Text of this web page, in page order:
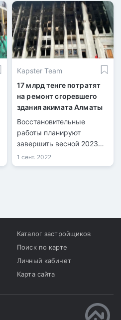
на тротуарах и ключевых
улицах — всё ради
безопасности и комфорта
горожан.
Kapster Team
17 млрд тенге потратят
на ремонт сгоревшего
здания акимата Алматы
Восстановительные
работы планируют
завершить весной 2023
года.
1 сент. 2022
Каталог застройщиков
Поиск по карте
Личный кабинет
Карта сайта